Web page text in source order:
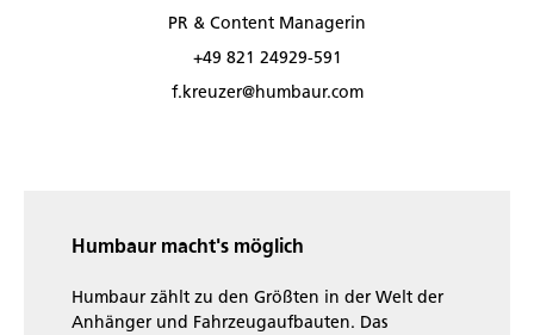
PR & Content Managerin
+49 821 24929-591
f.kreuzer@humbaur.com
Humbaur macht's möglich
Humbaur zählt zu den Größten in der Welt der
Anhänger und Fahrzeugaufbauten. Das